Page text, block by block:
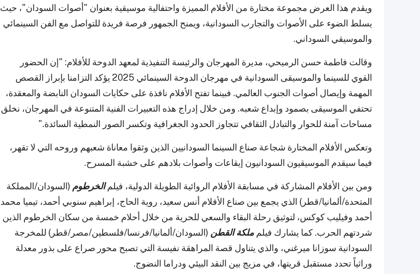
ويقدم هذا العرض مجموعة مختارة من الأفلام المميزة واحتفالية موسيقية بعنوان "أصوات السودان"، حيث
يسلط الضوء على الأصوات والتجارب السودانية، ويمنح الجمهور فرصة فريدة للتواصل مع الفن السينمائي
والموسيقي السوداني.
وقالت فاطمة حسن الرميحي، مديرة المهرجان والرئيسة التنفيذية لمعهد الدوحة للأفلام: "إن الحضور
القوي للسينما والموسيقى السودانية في مهرجان الدوحة السينمائي 2025 يؤكد التزامنا بإبراز القصص
المهمة وإيصال أصوات الجنوب العالمي. فبينما تفتح الأفلام نافذة على حكايات السودان النابضة والمعقدة،
تحتفي الموسيقى بصمود وإبداع شعبه. ومن خلال إدراج هذه التعبيرات الفنية المتنوعة في المهرجان، نخلق
مساحات آمنة للحوار والتبادل الثقافي تتجاوز الحدود الجغرافية وتكسر الصور النمطية السائدة."
وتعكس الأفلام المختارة شجاعة صناع السينما السودانيين الذين وثقوا معاناة شعبهم وروحه التي لا تقهر،
فيما سيقدم الموسيقيون السودانيون إيقاعات وأصوات بلادهم على خشبة المسرح.
ومن بين الأفلام المشاركة في مسابقة الأفلام الروائية الطويلة الدولية، فيلمالخرطوم (السودان/المملكة
المتحدة/ألمانيا/قطر) الذي يجمع بين صناع الأفلام أنس سعيد، روية الحاج، إبراهيم سنوبي أحمد، تيميا محمد
أحمد وفيليب كوكس، لتوثيق رحلة البقاء والسعي للحرية من خلال أحلام خمسة من سكان الخرطوم الذين
شردتهم الحرب. كما يشارك فيلم ملكة القطن (السودان/ألمانيا/فرنسا/فلسطين/مصر/قطر) للمخرجة
السودانية سوزانا ميرغني، والذي يتناول قصة المراهقة نفيسة التي تصبح محور صراع على بذور معدلة
وراثياً تحدد مستقبل قريتها، في مزيج بين النقد البيئي ودراما النضوج.